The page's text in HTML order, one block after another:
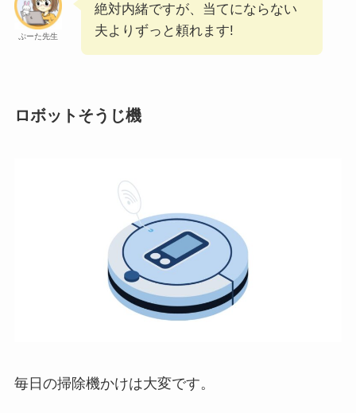
ぷーた先生
絶対内緒ですが、当てにならない
夫よりずっと頼れます!
ロボットそうじ機
毎日の掃除機かけは大変です。